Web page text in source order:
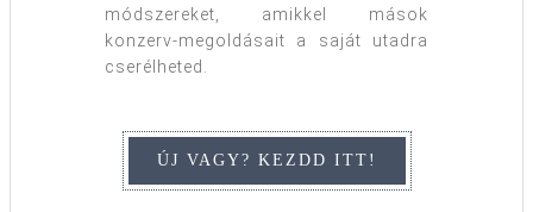
módszereket, amikkel mások
konzerv-megoldásait a saját utadra
cserélheted.